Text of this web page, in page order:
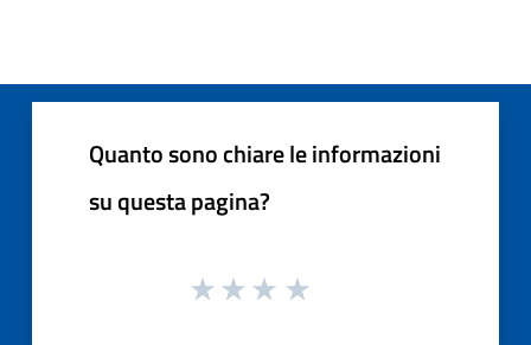
Quanto sono chiare le informazioni
su questa pagina?